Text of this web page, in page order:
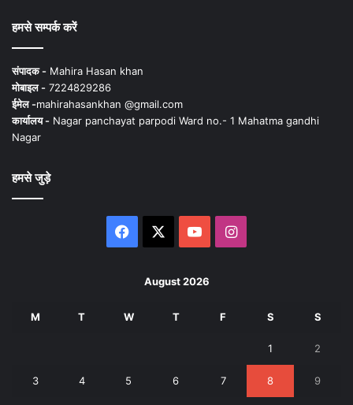
हमसे सम्पर्क करें
संपादक - Mahira Hasan khan
मोबाइल - 7224829286
ईमेल -mahirahasankhan @gmail.com
कार्यालय - Nagar panchayat parpodi Ward no.- 1 Mahatma gandhi
Nagar
हमसे जुड़े
Facebook YouTubeInstagram
August 2026
M T W T F S S
1 2
3 4 5 6 7 8 9